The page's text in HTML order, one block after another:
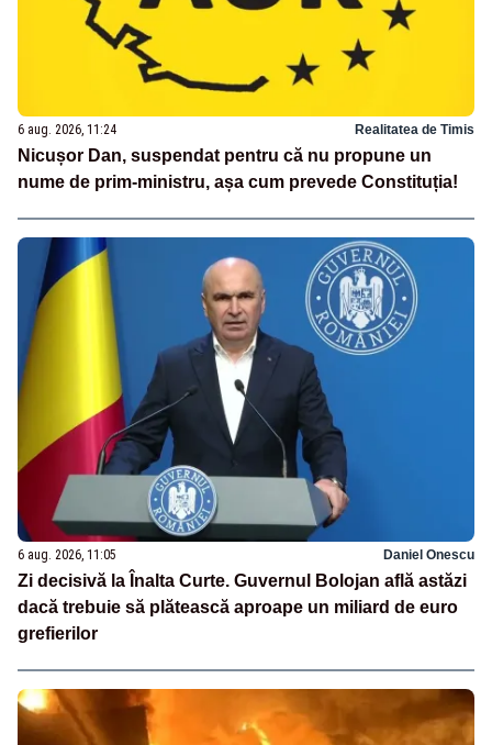
6 aug. 2026, 11:24 Realitatea de Timis
Nicușor Dan, suspendat pentru că nu propune un
nume de prim-ministru, așa cum prevede Constituția!
6 aug. 2026, 11:05 Daniel Onescu
Zi decisivă la Înalta Curte. Guvernul Bolojan află astăzi
dacă trebuie să plătească aproape un miliard de euro
grefierilor